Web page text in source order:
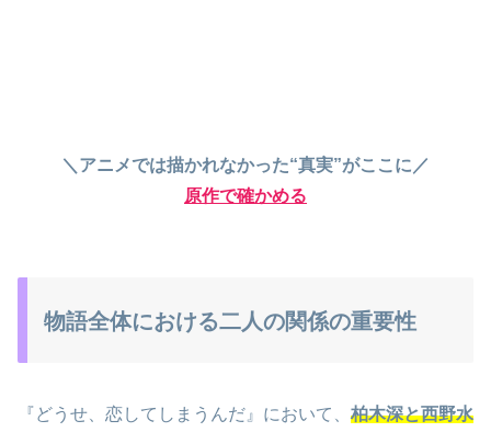
＼アニメでは描かれなかった“真実”がここに／
原作で確かめる
物語全体における二人の関係の重要性
『どうせ、恋してしまうんだ』において、 柏木深と西野水